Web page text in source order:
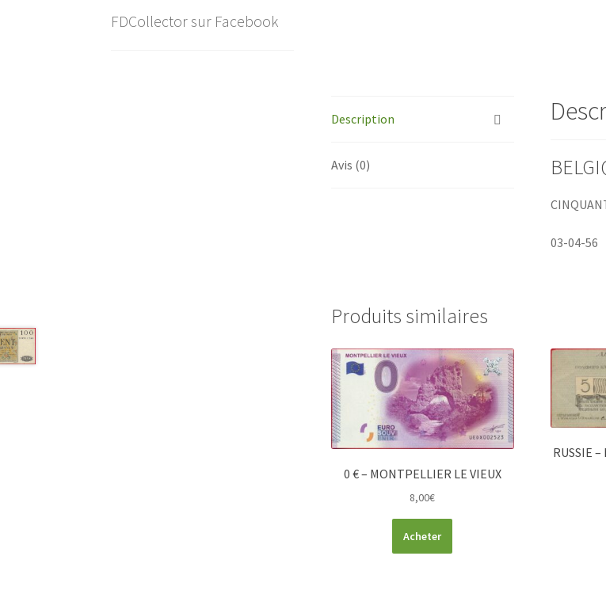
Description
Avis (0)
03-04-56
Produits similaires
0 € – MONTPELLIER LE VIEUX
8,00€
Acheter
RUSSIE
FDCollector sur Facebook